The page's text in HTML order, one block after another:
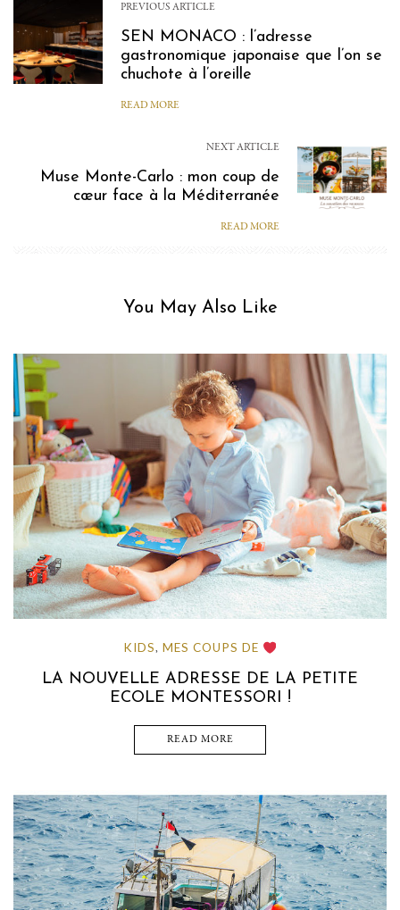
PREVIOUS ARTICLE
SEN MONACO : l’adresse
gastronomique japonaise que l’on se
chuchote à l’oreille
READ MORE
NEXT ARTICLE
Muse Monte-Carlo : mon coup de
cœur face à la Méditerranée
READ MORE
You May Also Like
KIDS,MES COUPS DE
LA NOUVELLE ADRESSE DE LA PETITE
ECOLE MONTESSORI !
READ MORE